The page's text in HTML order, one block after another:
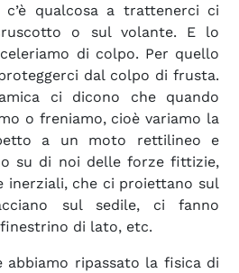
qualcosa a trattenerci ci
o sul volante. E lo
di colpo. Per quello
dal colpo di frusta.
ci dicono che quando
o freniamo, cioè variamo la
a un moto rettilineo e
su di noi delle forze fittizie,
inerziali, che ci proiettano sul
sul sedile, ci fanno
di lato, etc.
abbiamo ripassato la fisica di